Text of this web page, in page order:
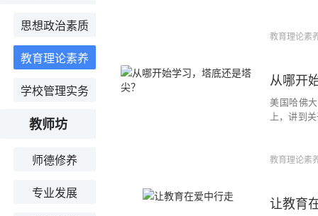
思想政治素质
教育理论素养
学校管理实务
教师坊
师德修养
专业发展
即大气的
教育理论素
从哪开
美国哈佛
上，讲到
只有站到
教育理论素
让教育